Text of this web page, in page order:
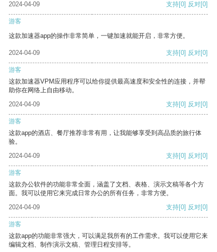
2024-04-09 支持[0] 反对[0]
游客
这款加速器app的操作非常简单，一键加速就能开启，非常方便。
2024-04-09 支持[0] 反对[0]
游客
这款加速器VPM应用程序可以给你提供最高速度和安全性的连接，并帮
助你在网络上自由移动。
2024-04-09
支持[0] 反对[0]
游客
这款app的酒店、餐厅推荐非常有用，让我能够享受到高品质的旅行体
验。
2024-04-09
支持[0] 反对[0]
游客
这款办公软件的功能非常全面，涵盖了文档、表格、演示文稿等各个方
面。我可以使用它来完成日常办公的所有任务，非常方便。
2024-04-09
支持[0] 反对[0]
游客
这款app的功能非常强大，可以满足我所有的工作需求。我可以使用它来
编辑文档、制作演示文稿、管理日程安排等。